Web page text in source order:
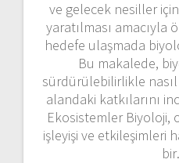
ve gelecek nesiller
yaratılması amacıyla
hedefe ulaşmada
Bu makalede,
sürdürülebilirlikle
alandaki katkılarını
Ekosistemler Biyoloji,
işleyişi ve etkileşimleri